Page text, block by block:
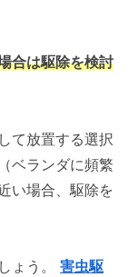
合は駆除を検討
て放置する選択
ベランダに頻繁
い場合、駆除を
ょう。 害虫駆